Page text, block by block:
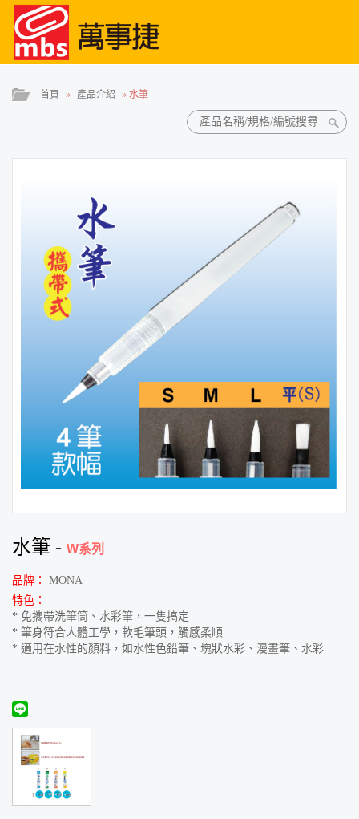
首頁 » 產品介紹 » 水筆
水筆 - W系列
品牌：
MONA
特色：
* 免攜帶洗筆筒、水彩筆，一隻搞定
* 筆身符合人體工學，軟毛筆頭，觸感柔順
* 適用在水性的顏料，如水性色鉛筆、塊狀水彩、漫畫筆、水彩